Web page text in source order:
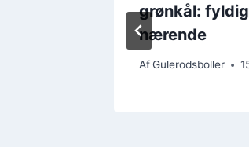
grønkål:
nærende
AfGulerodsboller